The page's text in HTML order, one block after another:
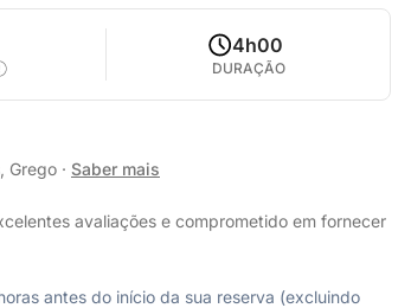
4h00
DURAÇÃO
Grego · Saber mais
avaliações e comprometido em fornecer
antes do início da sua reserva (excluindo